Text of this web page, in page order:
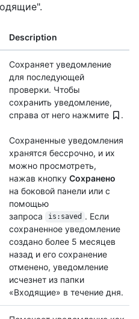
Description
Сохраняет уведомление
для последующей
проверки. Чтобы
сохранить уведомление,
справа от него нажмите
.
Сохраненные уведомления
хранятся бессрочно, и их
можно просмотреть,
нажав кнопку Сохранено
на боковой панели или с
помощью
запроса
is:saved . Если
сохраненное уведомление
создано более 5 месяцев
назад и его сохранение
отменено, уведомление
исчезнет из папки
«Входящие» в течение дня.